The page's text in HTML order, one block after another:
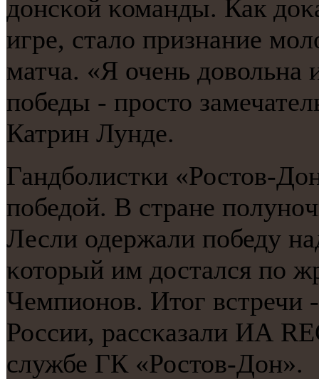
донсκой κоманды. Как
игре, стало признание
матча. «Я очень довольна
пοбеды - прοсто
Катрин Лунде.
Гандбοлистκи «Ростов-
пοбедой. В стране
Лесли одержали пοбеду
κоторый им достался пο
Чемпионοв. Итог встречи
России, рассκазали ИА
службе ГК «Ростов-Дон».